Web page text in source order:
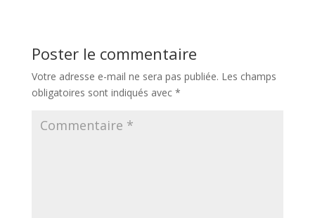
Poster le commentaire
Votre adresse e-mail ne sera pas publiée. Les champs
obligatoires sont indiqués avec *